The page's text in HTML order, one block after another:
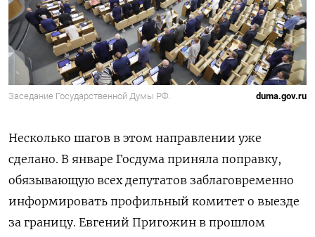
Заседание Государственной Думы РФ. duma.gov.ru
Hесколько шагов в этом направлении уже
сделано. В январе Госдума приняла поправку,
обязывающую всех депутатов заблаговременно
информировать профильный комитет о выезде
за границу. Евгений Пригожин в прошлом